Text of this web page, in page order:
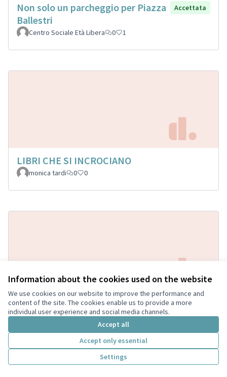
Information about the cookies used on the website
We use cookies on our website to improve the performance and
content of the site. The cookies enable us to provide a more
individual user experience and social media channels.
Accept all
Accept only essential
Settings
Non solo un parcheggio per Piazza
Ballestri
Accettata
Centro Sociale Età Libera 0 1
LIBRI CHE SI INCROCIANO
monica tardi 0 0
Istallazione di casette per contenere libri a
libero scambio, saranno posizionate in vari
punti della città, compreso centro storico e
Trottola 0 1